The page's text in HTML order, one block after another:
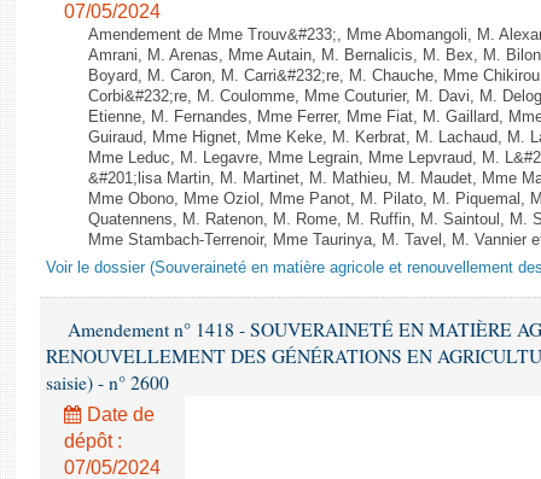
07/05/2024
Amendement de Mme Trouv&#233;, Mme Abomangoli, M.
Amrani, M. Arenas, Mme Autain, M. Bernalicis, M. Bex, M.
Boyard, M. Caron, M. Carri&#232;re, M. Chauche, Mme
Corbi&#232;re, M. Coulomme, Mme Couturier, M. Davi, M.
Etienne, M. Fernandes, Mme Ferrer, Mme Fiat, M. Gaillard,
Guiraud, Mme Hignet, Mme Keke, M. Kerbrat, M. Lachaud, M.
Mme Leduc, M. Legavre, Mme Legrain, Mme Lepvraud, M.
&#201;lisa Martin, M. Martinet, M. Mathieu, M. Maudet, Mme
Mme Obono, Mme Oziol, Mme Panot, M. Pilato, M. Piquemal,
Quatennens, M. Ratenon, M. Rome, M. Ruffin, M. Saintoul, M.
Mme Stambach-Terrenoir, Mme Taurinya, M. Tavel, M.
Voir le dossier (Souveraineté en matière agricole et renouvellement
Amendement n° 1418 - SOUVERAINETÉ EN MATIÈRE
RENOUVELLEMENT DES GÉNÉRATIONS EN
saisie) - n° 2600
Date de
dépôt :
07/05/2024